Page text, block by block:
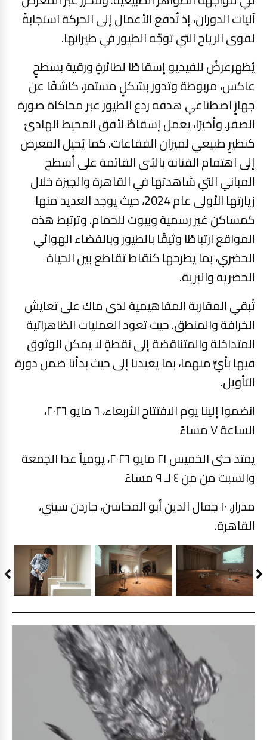
آليات الدوران، إذ تُدفع الأعمال إلى الحركة استجابةً
لقوى الرياح التي توجّه الطيور في طيرانها.
يُظهرعرضٌ للفيديو إسقاطًا لطائرةٍ ورقية بسطحٍ
عاكس، مربوطة وتدور بشكلٍ مستمر، كاشفًا عن
جهازٍ اصطناعي هدفه ردع الطيور عبر محاكاة صورة
الصقر. وأخيرًا، يعمل إسقاطٌ لأفق المحيط الهادئ
كنظيرٍ طبيعي لميزان الفقاعات. كما يُحيل المعرض
إلى اهتمام الفنانة بالبُنى القائمة على أسطح
المباني التي شاهدتها في القاهرة والجيزة خلال
زيارتها الأولى عام 2024، حيث يوجد العديد منها
كمساكن غير رسمية وبيوت للحمام. وترتبط هذه
المواقع ارتباطًا وثيقًا بالطيور وبالفضاء الهوائي
الحضري، بما يطرحها كنقاط تقاطع بين الحياة
الحضرية والبرية.
تُبقي المقاربة المفاهيمية لدى ماك على تعايش
الخرافة والمنطق. حيث تعود العمليات الظاهراتية
المتداخلة والمتناقضة إلى نقطةٍ لا يمكن الوثوق
فيها بأيٍّ منهما، بما يعيدنا إلى حيث بدأنا ضمن دورة
التأويل.
انضموا إلينا يوم الافتتاح الأربعاء، ٦ مايو ٢٠٢٦،
الساعة ٧ مساءً
يمتد حتى الخميس ٢١ مايو ٢٠٢٦، يومياً عدا الجمعة
والسبت من من ٤ لـ ٩ مساءَ
مدرار، ١٠ جمال الدين أبو المحاسن، جاردن سيتي،
القاهرة.